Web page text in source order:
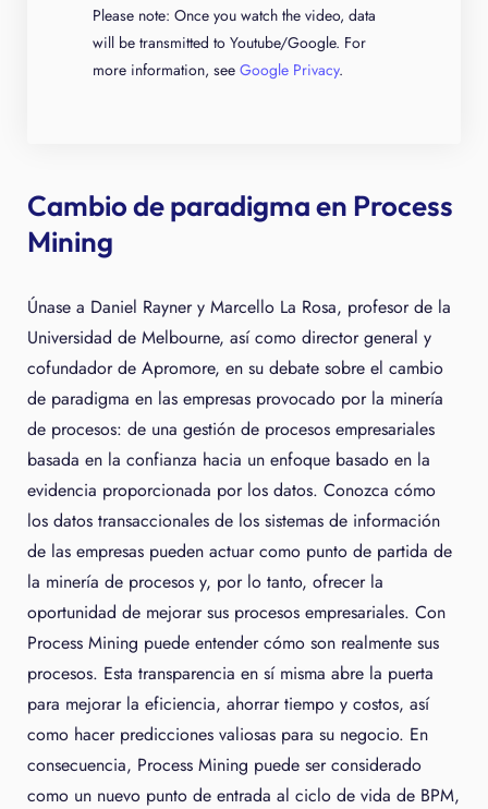
Please note: Once you watch the video, data
will be transmitted to Youtube/Google. For
more information, see Google Privacy.
Cambio de paradigma en Process
Mining
Únase a Daniel Rayner y Marcello La Rosa, profesor de la
Universidad de Melbourne, así como director general y
cofundador de Apromore, en su debate sobre el cambio
de paradigma en las empresas provocado por la minería
de procesos: de una gestión de procesos empresariales
basada en la confianza hacia un enfoque basado en la
evidencia proporcionada por los datos. Conozca cómo
los datos transaccionales de los sistemas de información
de las empresas pueden actuar como punto de partida de
la minería de procesos y, por lo tanto, ofrecer la
oportunidad de mejorar sus procesos empresariales. Con
Process Mining puede entender cómo son realmente sus
procesos. Esta transparencia en sí misma abre la puerta
para mejorar la eficiencia, ahorrar tiempo y costos, así
como hacer predicciones valiosas para su negocio. En
consecuencia, Process Mining puede ser considerado
como un nuevo punto de entrada al ciclo de vida de BPM,